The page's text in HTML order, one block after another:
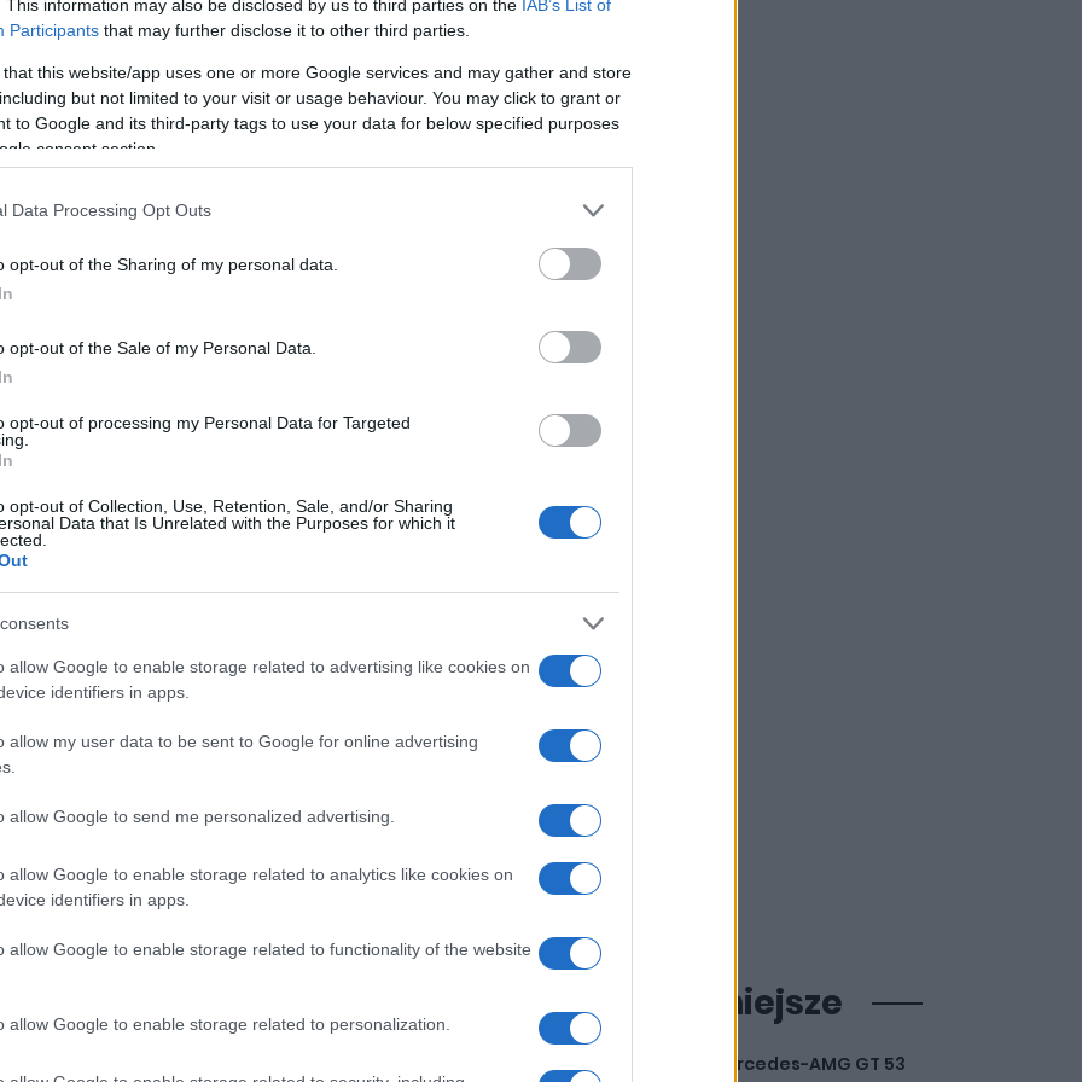
This information may also be disclosed by us to third parties on the IAB’s List of
Participants that may further disclose it to other third parties.
that this website/app uses one or more Google services and may gather and store
but not limited to your visit or usage behaviour. You may click to grant or
to Google and its third-party tags to use your data for below specified purposes
consent section.
Data Processing Opt Outs
opt-out of the Sharing of my personal data.
opt-out of the Sale of my Personal Data.
opt-out of processing my Personal Data for Targeted
opt-out of Collection, Use, Retention, Sale, and/or Sharing
Data that Is Unrelated with the Purposes for which it
allow Google to enable storage related to advertising like cookies on
identifiers in apps.
allow my user data to be sent to Google for online advertising
allow Google to send me personalized advertising.
allow Google to enable storage related to analytics like cookies on
identifiers in apps.
allow Google to enable storage related to functionality of the website
allow Google to enable storage related to personalization.
się od 70 900 zł
wersja,taka jaką ostatnio
na 74 900 zł. Cenydiesla
odmiany Astra , z ceną
rabatem. Ceny dotyczą wersji
czyli kombi, jest droższe w
Astra Astra
Opel Astra Astra +
rabat
zł 62 900 zł
zł
zł
zł 77 000 zł
zł
zł 75 200 zł
zł 84 100 zł
edition
#opel astra wyposażenie
Najpopularniejsze
Mercedes-AMG GT 53